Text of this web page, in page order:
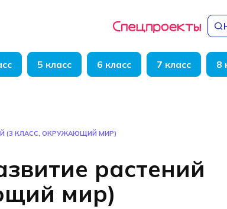
5 класс 6 класс 7 класс 8
(3 КЛАСС, ОКРУЖАЮЩИЙ МИР)
растений
мир)